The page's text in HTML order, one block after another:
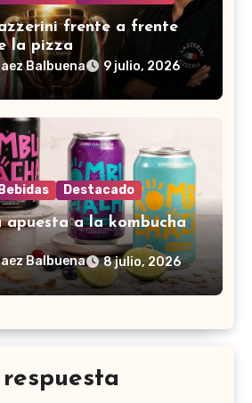
frente a frente
la pizza
Balbuena 9 julio, 2026
Bebidas Destacado
a la kombucha
Balbuena 8 julio, 2026